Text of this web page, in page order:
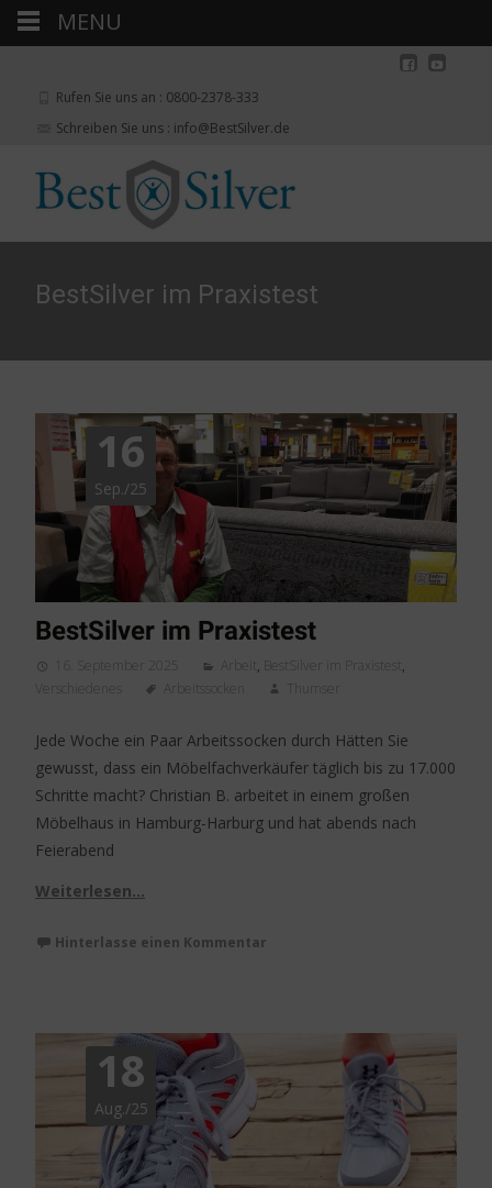
Rufen Sie uns an : 0800-2378-333
Schreiben Sie uns : info@BestSilver.de
BestSilver im Praxistest
16
Sep./25
BestSilver im Praxistest
16. September 2025 Arbeit, BestSilver im Praxistest,
Verschiedenes
Arbeitssocken Thumser
Jede Woche ein Paar Arbeitssocken durch Hätten Sie
gewusst, dass ein Möbelfachverkäufer täglich bis zu 17.000
Schritte macht? Christian B. arbeitet in einem großen
Möbelhaus in Hamburg-Harburg und hat abends nach
Feierabend
Weiterlesen…
Hinterlasse einen Kommentar
18
Aug./25
MENU